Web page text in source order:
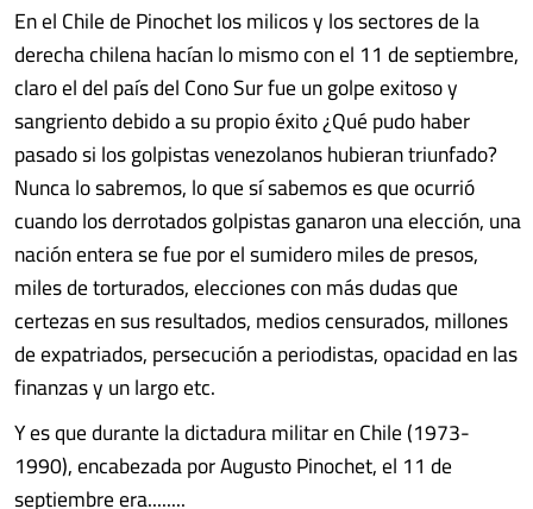
En el Chile de Pinochet los milicos y los sectores de la
derecha chilena hacían lo mismo con el 11 de septiembre,
claro el del país del Cono Sur fue un golpe exitoso y
sangriento debido a su propio éxito ¿Qué pudo haber
pasado si los golpistas venezolanos hubieran triunfado?
Nunca lo sabremos, lo que sí sabemos es que ocurrió
cuando los derrotados golpistas ganaron una elección, una
nación entera se fue por el sumidero miles de presos,
miles de torturados, elecciones con más dudas que
certezas en sus resultados, medios censurados, millones
de expatriados, persecución a periodistas, opacidad en las
finanzas y un largo etc.
Y es que durante la dictadura militar en Chile (1973-
1990), encabezada por Augusto Pinochet, el 11 de
septiembre era........